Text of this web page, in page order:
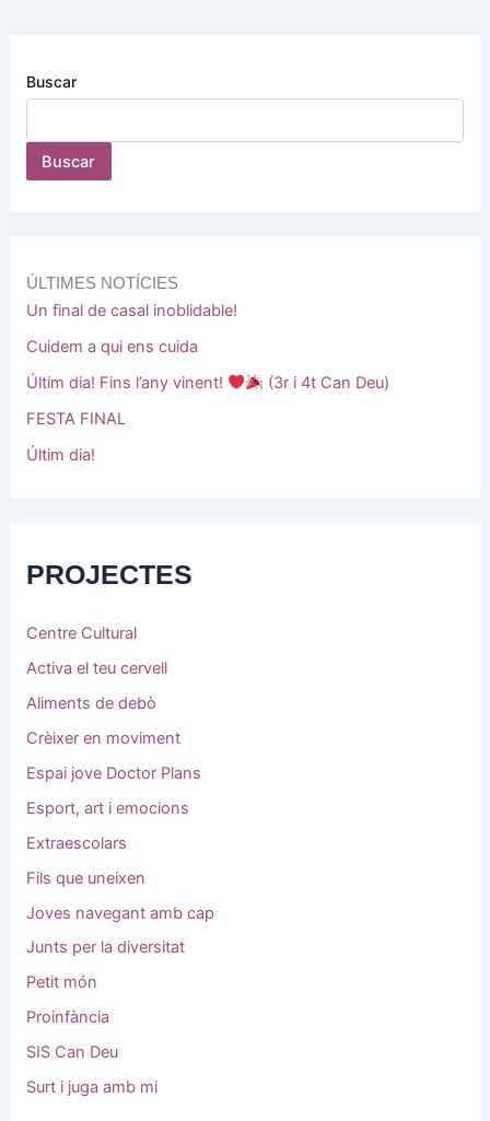
Buscar
Buscar
ÚLTIMES NOTÍCIES
Un final de casal inoblidable!
Cuidem a qui ens cuida
Últim dia! Fins l’any vinent!
(3r i 4t Can Deu)
FESTA FINAL
Últim dia!
PROJECTES
Centre Cultural
Activa el teu cervell
Aliments de debò
Crèixer en moviment
Espai jove Doctor Plans
Esport, art i emocions
Extraescolars
Fils que uneixen
Joves navegant amb cap
Junts per la diversitat
Petit món
Proinfància
SIS Can Deu
Surt i juga amb mi